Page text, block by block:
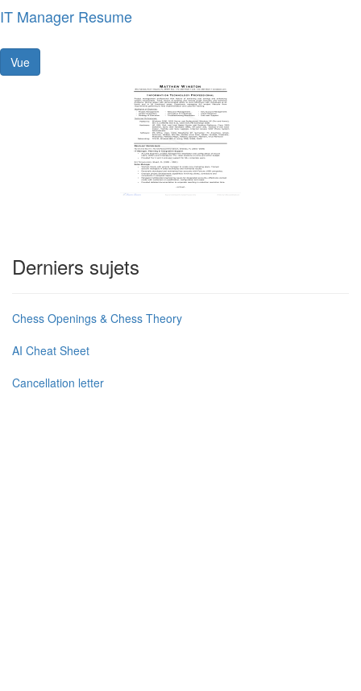
IT Manager Resume
Vue
Derniers sujets
Chess Openings & Chess Theory
AI Cheat Sheet
Cancellation letter